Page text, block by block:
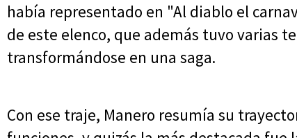
había representado en "Al diablo el
de este elenco, que además tuvo varias
transformándose en una saga.
Con ese traje, Manero resumía su